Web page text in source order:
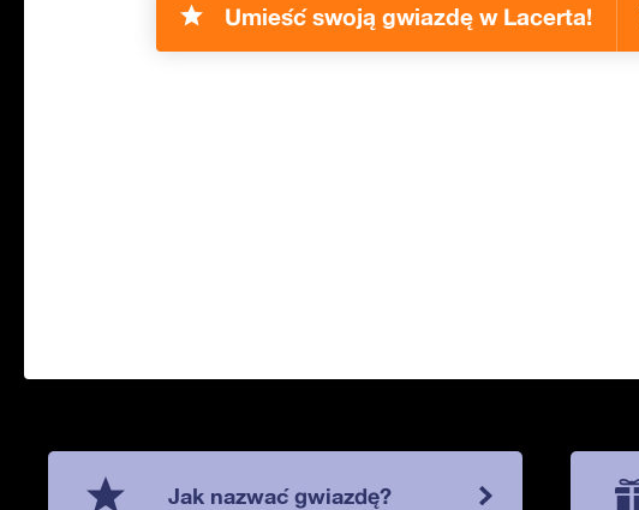
Umieść swoją gwiazdę w Lacerta!
Jak nazwać gwiazdę?